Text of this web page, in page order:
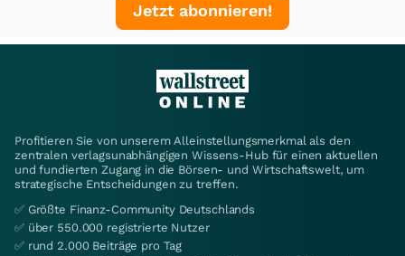
Jetzt abonnieren!
Profitieren Sie von unserem Alleinstellungsmerkmal als den
zentralen verlagsunabhängigen Wissens-Hub für einen aktuellen
und fundierten Zugang in die Börsen- und Wirtschaftswelt, um
strategische Entscheidungen zu treffen.
✅ Größte Finanz-Community Deutschlands
✅ über 550.000 registrierte Nutzer
✅ rund 2.000 Beiträge pro Tag